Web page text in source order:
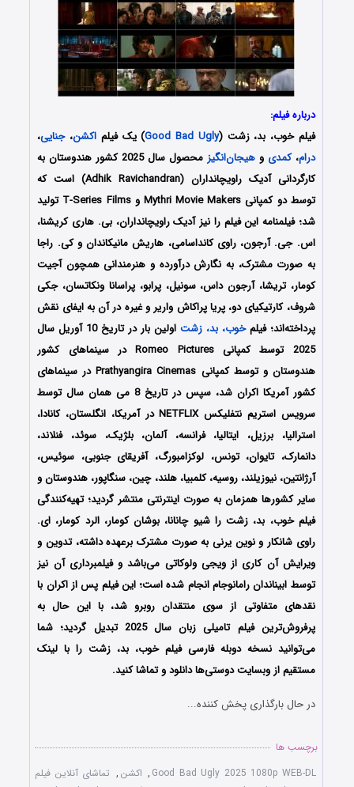
درباره فیلم:
فیلم خوب، بد، زشت (Good Bad Ugly) یک فیلم اکشن،جنایی،
درام،کمدی وهیجان‌انگیز
محصول سال 2025 کشور هندوستان به
کارگردانی آدیک راویچانداران (Adhik Ravichandran) است که
توسط دو کمپانی‌ Mythri Movie Makers و T-Series Films تولید
شد؛ فیلمنامه این فیلم را نیز آدیک راویچانداران، بی. هاری کریشنا،
اس. جی. آرجون، راوی کانداسامی، هاریش مانیکاندان و کی. راجا
به صورت مشترک، به نگارش درآورده و هنرمندانی همچون آجیت
کومار، تریشا، آرجون داس، سونیل، پرابو، پراسانا ونکاتسان، جکی
شروف، کارتیکیای دو، پریا پراکاش واریر و غیره در آن به ایفای نقش
پرداخته‌اند؛ فیلمخوب، بد، زشت
اولین بار در تاریخ 10 آوریل سال
2025 توسط کمپانی Romeo Pictures در سینماهای کشور
هندوستان و توسط کمپانی Prathyangira Cinemas در سینماهای
کشور آمریکا اکران شد، سپس در تاریخ 8 می همان سال توسط
سرویس استریم نتفلیکس NETFLIX در آمریکا، انگلستان، کانادا،
استرالیا، برزیل، ایتالیا، فرانسه، آلمان، بلژیک، سوئد، فنلاند،
دانمارک، تایوان، تونس، لوکزامبورگ، آفریقای جنوبی، سوئیس،
آرژانتین، نیوزیلند، روسیه، کلمبیا، هلند، چین، سنگاپور، هندوستان و
سایر کشورها همزمان به صورت اینترنتی منتشر گردید؛ تهیه‌کنندگی
فیلم خوب، بد، زشت را شیو چانانا، بوشان کومار، الرد کومار، ای.
راوی شانکار و نوین یرنی به صورت مشترک برعهده داشته، تدوین و
ویرایش آن کاری از ویجی ولوکاتی می‌باشد و فیلمبرداری آن نیز
توسط ابیناندان رامانوجام انجام شده است؛ این فیلم پس از اکران با
نقدهای متفاوتی از سوی منتقدان روبرو شد، با این حال به
پرفروش‌ترین فیلم تامیلی زبان سال 2025 تبدیل گردید؛ شما
می‌توانید نسخه دوبله فارسی فیلم خوب، بد، زشت را با ‌لینک
مستقیم از وبسایت دوستی‌ها دانلود و تماشا کنید.
در حال بارگذاری پخش کننده...
برچسب ها
Good Bad Ugly 2025 1080p WEB-DL
, اکشن , تماشای آنلاین فیلم